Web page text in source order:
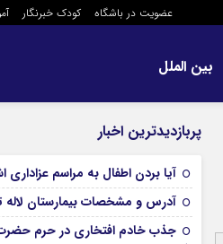
عضویت در باشگاه کودک خبرنگار
بین الملل
پربازدیدترین اخبار
آیا بردن اطفال به مراسم عزادارى
آدرس و مشخصات بیمارستان لاله
جذب خادم افتخاری در حرم